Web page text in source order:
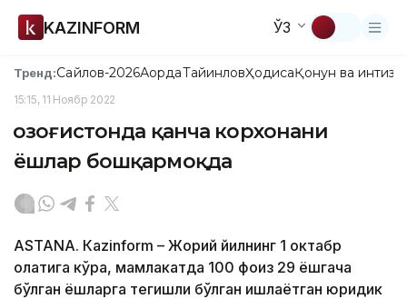
KAZINFORM ЎЗ
Тренд:Сайлов-2026АқордаТайинловҲодисаҚонун ва
15:15, 11 Ноябр 2022
Қозоғистонда қанча корхонани
ёшлар бошқармоқда
ASTANA. Кazinform – Жорий йилнинг 1 октабр
ҳолатига кўра, мамлакатда 100 фоиз 29 ёшгача
бўлган ёшларга тегишли бўлган ишлаётган юридик